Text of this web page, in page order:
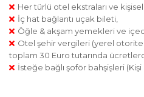
Her türlü otel ekstraları ve
İç hat bağlantı uçak bileti,
Öğle & akşam yemekleri ve
Otel şehir vergileri (yerel
toplam 30 Euro tutarında
İsteğe bağlı şoför bahşişleri (Kişi